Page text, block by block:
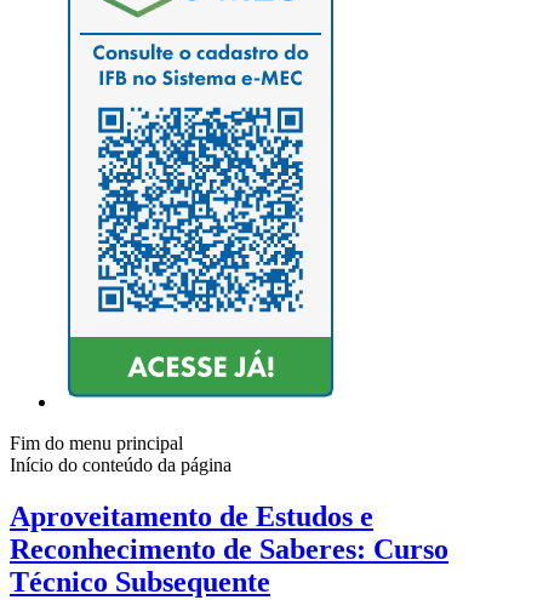
Fim do menu principal
Início do conteúdo da página
Aproveitamento de Estudos e
Reconhecimento de Saberes: Curso
Técnico Subsequente